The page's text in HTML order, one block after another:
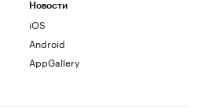
Новости
iOS
Android
AppGallery